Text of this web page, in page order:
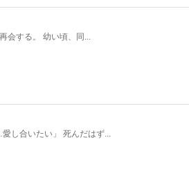
会する。 幼い頃、同...
し合いたい」 死んだはず...